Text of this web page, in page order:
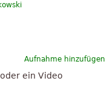
Aufnahme hinzufügen
ein Video